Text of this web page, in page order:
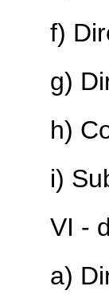
f)
g)
h)
i)
VI -
a)